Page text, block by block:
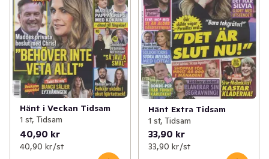
Hänt i Veckan Tidsam
1 st, Tidsam
40,90 kr
40,90 kr /st
Hänt Extra Tidsam
1 st, Tidsam
33,90 kr
33,90 kr /st